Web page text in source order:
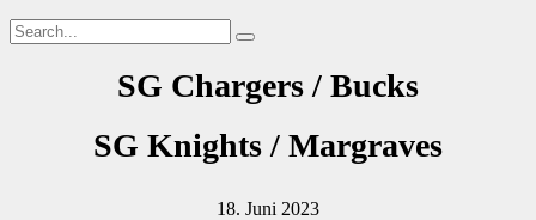
SG Chargers / Bucks
SG Knights / Margraves
18. Juni 2023